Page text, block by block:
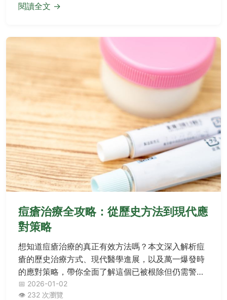
閱讀全文 →
痘瘡治療全攻略：從歷史方法到現代應
對策略
想知道痘瘡治療的真正有效方法嗎？本文深入解析痘
瘡的歷史治療方式、現代醫學進展，以及萬一爆發時
的應對策略，帶你全面了解這個已被根除但仍需警惕
的傳染病。
📅 2026-01-02
👁️ 232 次瀏覽